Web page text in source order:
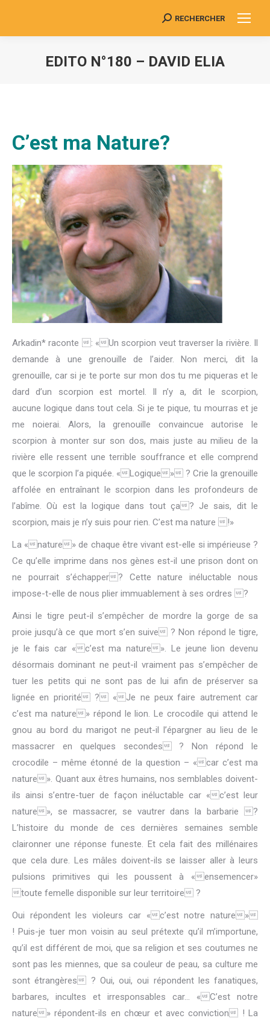
Search:
RECHERCHER
EDITO N°180 – DAVID ELIA
C’est ma Nature?
Arkadin* raconte : «Un scorpion veut traverser la rivière. Il
demande à une grenouille de l’aider. Non merci, dit la
grenouille, car si je te porte sur mon dos tu me piqueras et le
dard d’un scorpion est mortel. Il n’y a, dit le scorpion,
aucune logique dans tout cela. Si je te pique, tu mourras et je
me noierai. Alors, la grenouille convaincue autorise le
scorpion à monter sur son dos, mais juste au milieu de la
rivière elle ressent une terrible souffrance et elle comprend
que le scorpion l’a piquée. «Logique» ? Crie la grenouille
affolée en entraînant le scorpion dans les profondeurs de
l’abîme. Où est la logique dans tout ça? Je sais, dit le
scorpion, mais je n’y suis pour rien. C’est ma nature !»
La «nature» de chaque être vivant est-elle si impérieuse ?
Ce qu’elle imprime dans nos gènes est-il une prison dont on
ne pourrait s’échapper? Cette nature inéluctable nous
impose-t-elle de nous plier immuablement à ses ordres ?
Ainsi le tigre peut-il s’empêcher de mordre la gorge de sa
proie jusqu’à ce que mort s’en suive ? Non répond le tigre,
je le fais car «c’est ma nature». Le jeune lion devenu
désormais dominant ne peut-il vraiment pas s’empêcher de
tuer les petits qui ne sont pas de lui afin de préserver sa
lignée en priorité ? «Je ne peux faire autrement car
c’est ma nature» répond le lion. Le crocodile qui attend le
gnou au bord du marigot ne peut-il l’épargner au lieu de le
massacrer en quelques secondes ? Non répond le
crocodile – même étonné de la question – «car c’est ma
nature». Quant aux êtres humains, nos semblables doivent-
ils ainsi s’entre-tuer de façon inéluctable car «c’est leur
nature», se massacrer, se vautrer dans la barbarie ?
L’histoire du monde de ces dernières semaines semble
claironner une réponse funeste. Et cela fait des millénaires
que cela dure. Les mâles doivent-ils se laisser aller à leurs
pulsions primitives qui les poussent à «ensemencer»
toute femelle disponible sur leur territoire ?
Oui répondent les violeurs car «c’est notre nature»
! Puis-je tuer mon voisin au seul prétexte qu’il m’importune,
qu’il est différent de moi, que sa religion et ses coutumes ne
sont pas les miennes, que sa couleur de peau, sa culture me
sont étrangères ? Oui, oui, oui répondent les fanatiques,
barbares, incultes et irresponsables car… «C’est notre
nature» répondent-ils en chœur et avec conviction ! La